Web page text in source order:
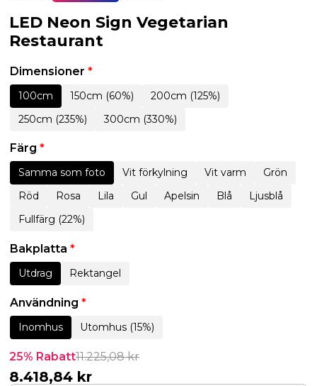
LED Neon Sign Vegetarian
Restaurant
Dimensioner *
100cm 150cm (60%)
200cm (125%)
250cm (235%)
300cm (330%)
Färg *
Samma som foto Vit förkylning Vit varm
Grön
Röd
Rosa Lila Gul Apelsin Blå
Ljusblå
Fullfärg (22%)
Bakplatta *
Utdrag Rektangel
Användning *
Inomhus Utomhus (15%)
25% Rabatt11.225,08kr
8.418,84 kr